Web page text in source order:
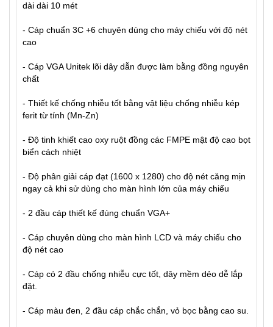
dài dài 10 mét
- Cáp chuẩn 3C +6 chuyên dùng cho máy chiếu với độ nét
cao
- Cáp VGA Unitek lõi dây dẫn được làm bằng đồng nguyên
chất
- Thiết kế chống nhiễu tốt bằng vật liệu chống nhiễu kép
ferit từ tính (Mn-Zn)
- Độ tinh khiết cao oxy ruột đồng các FMPE mật độ cao bọt
biển cách nhiệt
- Độ phân giải cáp đạt (1600 x 1280) cho độ nét căng mịn
ngay cả khi sử dùng cho màn hình lớn của máy chiếu
- 2 đầu cáp thiết kế đúng chuẩn VGA+
- Cáp chuyên dùng cho màn hình LCD và máy chiếu cho
độ nét cao
- Cáp có 2 đầu chống nhiễu cực tốt, dây mềm dẻo dễ lắp
đặt.
- Cáp màu đen, 2 đầu cáp chắc chắn, vỏ bọc bằng cao su.